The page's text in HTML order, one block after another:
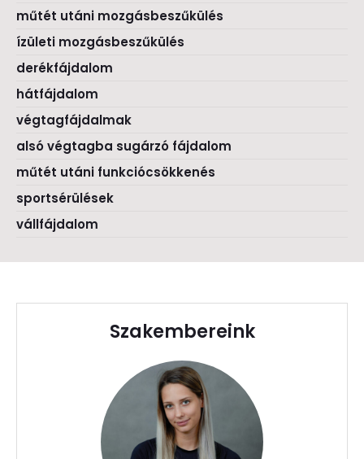
műtét utáni mozgásbeszűkülés
ízületi mozgásbeszűkülés
derékfájdalom
hátfájdalom
végtagfájdalmak
alsó végtagba sugárzó fájdalom
műtét utáni funkciócsökkenés
sportsérülések
vállfájdalom
Szakembereink